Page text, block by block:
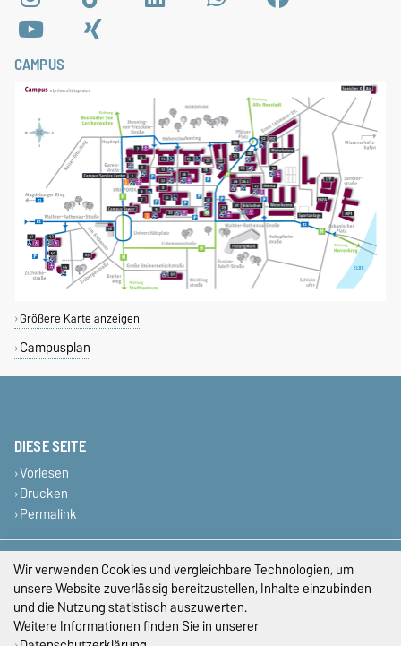
CAMPUS
Größere Karte anzeigen
Campusplan
DIESE SEITE
Vorlesen
Drucken
Permalink
Impressum
Datenschutz
Barrierefreiheit
Wir verwenden Cookies und vergleichbare Technologien, um
unsere Website zuverlässig bereitzustellen, Inhalte einzubinden
und die Nutzung statistisch auszuwerten.
Weitere Informationen finden Sie in unserer